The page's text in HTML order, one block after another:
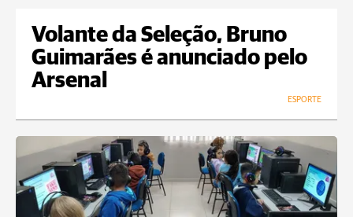
Volante da Seleção, Bruno
Guimarães é anunciado pelo
Arsenal
ESPORTE